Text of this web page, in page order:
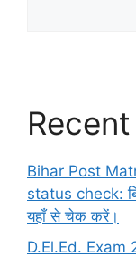
Bihar Post
status check:
यहाँ से चेक करें।
D.El.Ed. Exam